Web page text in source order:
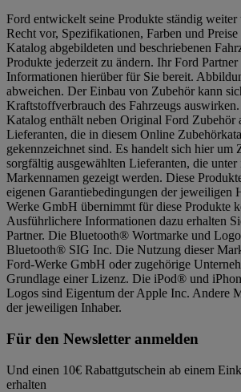
Ford entwickelt seine Produkte ständig weiter
Recht vor, Spezifikationen, Farben und
Katalog abgebildeten und beschriebenen
Produkte jederzeit zu ändern. Ihr Ford
Informationen hierüber für Sie bereit.
abweichen. Der Einbau von Zubehör kann
Kraftstoffverbrauch des Fahrzeugs
Katalog enthält neben Original Ford Zubehör
Lieferanten, die in diesem Online
gekennzeichnet sind. Es handelt sich hier um
sorgfältig ausgewählten Lieferanten, die
Markennamen gezeigt werden. Diese
eigenen Garantiebedingungen der jeweiligen
Werke GmbH übernimmt für diese Produkte
Ausführlichere Informationen dazu erhalten
Partner. Die Bluetooth® Wortmarke und
Bluetooth® SIG Inc. Die Nutzung dieser
Ford-Werke GmbH oder zugehörige
Grundlage einer Lizenz. Die iPod® und
Logos sind Eigentum der Apple Inc. Andere
der jeweiligen Inhaber.
Für den Newsletter anmelden
Und einen 10€ Rabattgutschein ab einem
erhalten